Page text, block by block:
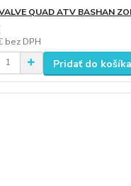
QUAD ATV BASHAN
bez DPH
Pridať do košíka